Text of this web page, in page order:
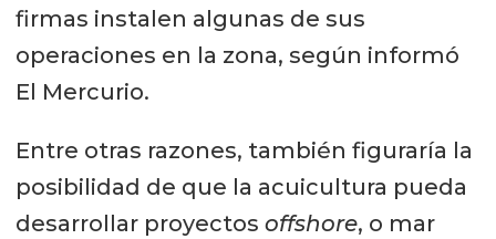
firmas instalen algunas de sus
operaciones en la zona, según informó
El Mercurio.
Entre otras razones, también figuraría la
posibilidad de que la acuicultura pueda
desarrollar proyectos offshore, o mar